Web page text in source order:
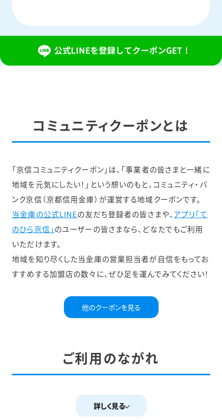
コミュニティクーポンとは
「京信コミュニティクーポン」は、「事業者の皆さまと一緒に
地域を元気にしたい！」という想いのもと、コミュニティ・バ
ンク京信（京都信用金庫）が運営する地域クーポンです。
当金庫の公式LINEの友だち登録者の皆さまや、アプリ「て
のひら京信」のユーザーの皆さまなら、どなたでもご利用
いただけます。
地域を知り尽くした当金庫の営業担当者が自信をもってお
すすめする加盟店の数々に、ぜひ足を運んでみてください！
他のクーポンを見る
ご利用のながれ
詳しく見る